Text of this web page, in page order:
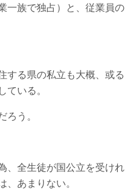
一族で独占）と、従業員の
する県の私立も大概、或る
ている。
ろう。
、全生徒が国公立を受けれ
、あまりない。